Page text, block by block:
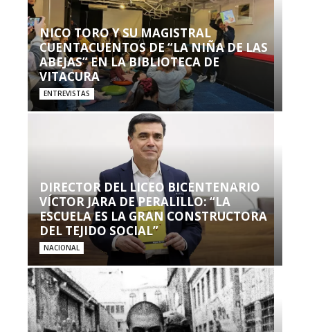
NICO TORO Y SU MAGISTRAL
CUENTACUENTOS DE “LA NIÑA DE LAS
ABEJAS” EN LA BIBLIOTECA DE
VITACURA
ENTREVISTAS
DIRECTOR DEL LICEO BICENTENARIO
VÍCTOR JARA DE PERALILLO: “LA
ESCUELA ES LA GRAN CONSTRUCTORA
DEL TEJIDO SOCIAL”
NACIONAL